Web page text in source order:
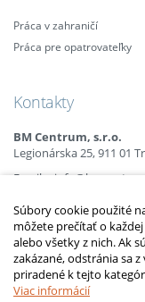
Práca v zahraničí
Práca pre opatrovateľky
Kontakty
BM Centrum, s.r.o.
Legionárska 25, 911 01
Email:
+421 (0)910 385
+421 (0)949 152
2010 – 2014 © Copyright
Upraviť nastavenia Cookies
Súbory cookie použité
môžete prečítať o
alebo všetky z nich. Ak
zakázané, odstránia sa
priradené k tejto
Viac informácií